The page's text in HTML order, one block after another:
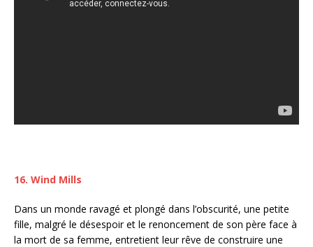
16. Wind Mills
Dans un monde ravagé et plongé dans l’obscurité, une petite
fille, malgré le désespoir et le renoncement de son père face à
la mort de sa femme, entretient leur rêve de construire une